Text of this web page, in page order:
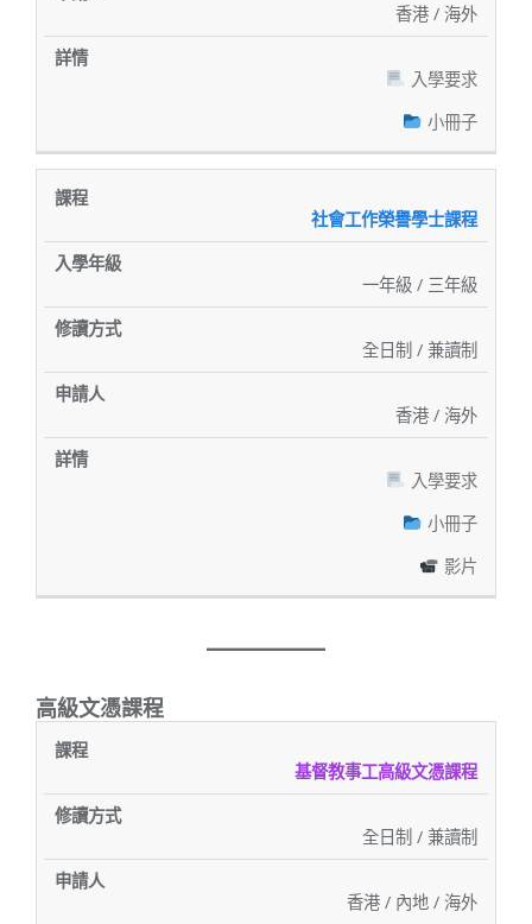
香港 / 海外
入學要求
小冊子
社會工作榮譽學士課程
一年級 / 三年級
全日制 / 兼讀制
香港 / 海外
入學要求
小冊子
影片
高級文憑課程
程
方
式
情
基督教事工高級文憑課程
全日制 / 兼讀制
香港 / 內地 / 海外